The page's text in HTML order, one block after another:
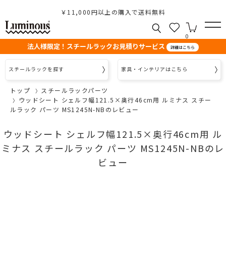
￥11,000円以上の購入で送料無料
0
法人様限定！スチールラックお見積りサービス 詳細はこちら
スチールラックを探す 家具・インテリアはこちら
トップ
スチールラックパーツ
ウッドシート シェルフ幅121.5×奥行46cm用 ルミナス スチー
ルラック パーツ MS1245N-NBのレビュー
ウッドシート シェルフ幅121.5×奥行46cm用 ル
ミナス スチールラック パーツ MS1245N-NBのレ
ビュー